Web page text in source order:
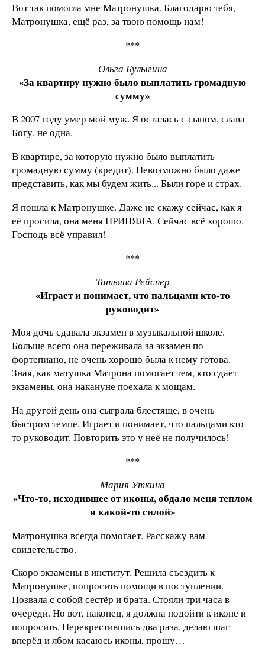
Вот так помогла мне Матронушка. Благодарю тебя,
Матронушка, ещё раз, за твою помощь нам!
***
Ольга Булыгина
«За квартиру нужно было выплатить громадную
сумму»
В 2007 году умер мой муж. Я осталась с сыном, слава
Богу, не одна.
В квартире, за которую нужно было выплатить
громадную сумму (кредит). Невозможно было даже
представить, как мы будем жить... Были горе и страх.
Я пошла к Матронушке. Даже не скажу сейчас, как я
её просила, она меня ПРИНЯЛА. Сейчас всё хорошо.
Господь всё управил!
***
Татьяна Рейснер
«Играет и понимает, что пальцами кто-то
руководит»
Моя дочь сдавала экзамен в музыкальной школе.
Больше всего она переживала за экзамен по
фортепиано, не очень хорошо была к нему готова.
Зная, как матушка Матрона помогает тем, кто сдает
экзамены, она накануне поехала к мощам.
На другой день она сыграла блестяще, в очень
быстром темпе. Играет и понимает, что пальцами кто-
то руководит. Повторить это у неё не получилось!
***
Мария Уткина
«Что-то, исходившее от иконы, обдало меня теплом
и какой-то силой»
Матронушка всегда помогает. Расскажу вам
свидетельство.
Скоро экзамены в институт. Решила съездить к
Матронушке, попросить помощи в поступлении.
Позвала с собой сестёр и брата. Стояли три часа в
очереди. Но вот, наконец, я должна подойти к иконе и
попросить. Перекрестившись два раза, делаю шаг
вперёд и лбом касаюсь иконы, прошу…